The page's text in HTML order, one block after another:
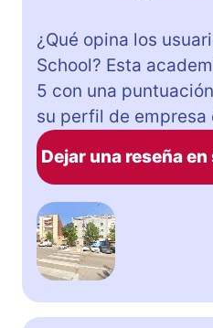
¿Qué opina los
School? Esta
5 con una
su perfil de empresa
Dejar una reseña